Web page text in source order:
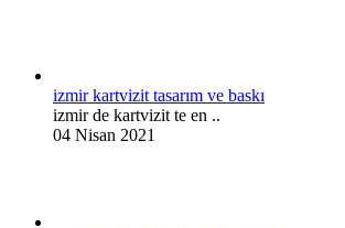
izmir kartvizit tasarım ve baskı
izmir de kartvizit te en ..
04 Nisan 2021